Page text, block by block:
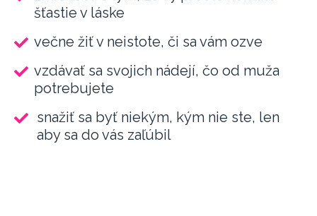
šťastie v láske
večne žiť v neistote, či sa vám ozve
vzdávať sa svojich nádejí, čo od muža
potrebujete
snažiť sa byť niekým, kým nie ste, len
aby sa do vás zaľúbil